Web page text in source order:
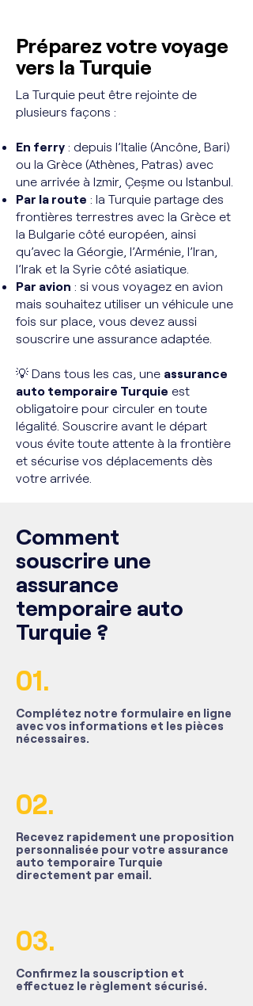
Préparez votre voyage
vers la Turquie
La Turquie peut être rejointe de
plusieurs façons :
En ferry : depuis l’Italie (Ancône, Bari)
ou la Grèce (Athènes, Patras) avec
une arrivée à Izmir, Çeşme ou Istanbul.
Par la route : la Turquie partage des
frontières terrestres avec la Grèce et
la Bulgarie côté européen, ainsi
qu’avec la Géorgie, l’Arménie, l’Iran,
l’Irak et la Syrie côté asiatique.
Par avion : si vous voyagez en avion
mais souhaitez utiliser un véhicule une
fois sur place, vous devez aussi
souscrire une assurance adaptée.
💡 Dans tous les cas, une assurance
auto temporaire Turquie est
obligatoire pour circuler en toute
légalité. Souscrire avant le départ
vous évite toute attente à la frontière
et sécurise vos déplacements dès
votre arrivée.
Comment
souscrire une
assurance
temporaire auto
Turquie ?
01.
Complétez notre formulaire en ligne
avec vos informations et les pièces
nécessaires.
02.
Recevez rapidement une proposition
personnalisée pour votre assurance
auto temporaire Turquie
directement par email.
03.
​Confirmez la souscription et
effectuez le règlement sécurisé.